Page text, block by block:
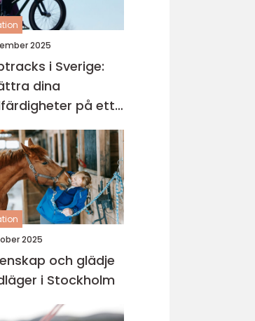
2025
i Sverige:
dina
på ett
sätt
2025
och glädje
i Stockholm